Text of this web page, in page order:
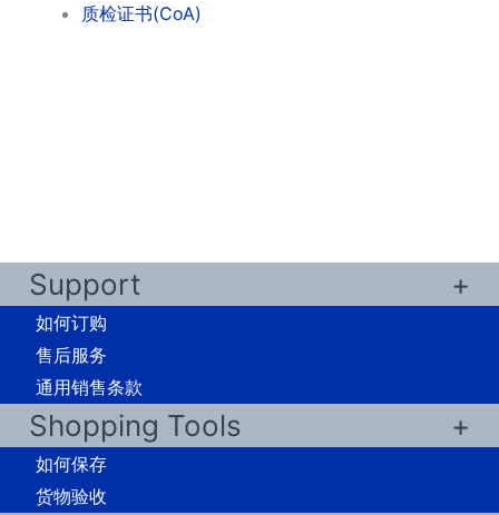
质检证书(CoA)
Support
如何订购
售后服务
通用销售条款
Shopping Tools
如何保存
货物验收